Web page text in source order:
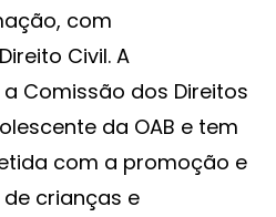
com
Civil. A
Comissão dos Direitos
da OAB e tem
com a promoção e
crianças e